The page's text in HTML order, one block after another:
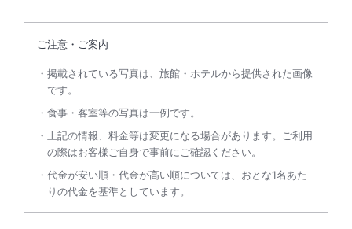
ご注意・ご案内
掲載されている写真は、旅館・ホテルから提供された画像
です。
食事・客室等の写真は一例です。
上記の情報、料金等は変更になる場合があります。ご利用
の際はお客様ご自身で事前にご確認ください。
代金が安い順・代金が高い順については、おとな1名あた
りの代金を基準としています。